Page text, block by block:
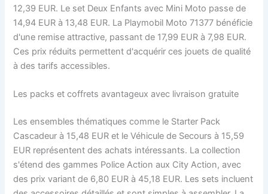
12,39 EUR. Le set Deux Enfants avec Mini Moto passe de
14,94 EUR à 13,48 EUR. La Playmobil Moto 71377 bénéficie
d'une remise attractive, passant de 17,99 EUR à 7,98 EUR.
Ces prix réduits permettent d'acquérir ces jouets de qualité
à des tarifs accessibles.
Les packs et coffrets avantageux avec livraison gratuite
Les ensembles thématiques comme le Starter Pack
Cascadeur à 15,48 EUR et le Véhicule de Secours à 15,59
EUR représentent des achats intéressants. La collection
s'étend des gammes Police Action aux City Action, avec
des prix variant de 6,80 EUR à 45,18 EUR. Les sets incluent